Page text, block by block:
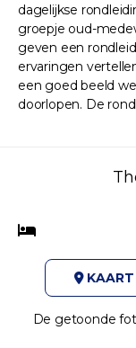
dagelijkse
groepje oud-
geven een
ervaringen
een goed beeld
doorlopen. De
KAART
De getoonde